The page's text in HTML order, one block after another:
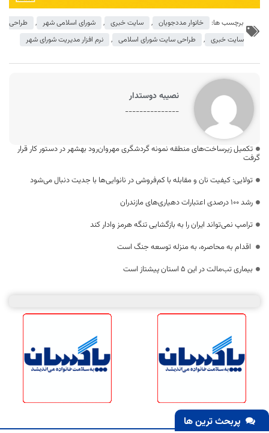
برچسب ها: خانوار مددجویان , سایت خبری , شورای اسلامی شهر ,
طراحی
سایت خبری , طراحی سایت شورای اسلامی , نرم افزار مدیریت شورای شهر
نصیبه دوستدار
---------------
تکمیل زیرساخت‌های منطقه نمونه گردشگری مهروان‌رود بهشهر در دستور کار قرار
گرفت
تولایی: کیفیت نان و مقابله با کم‌فروشی در نانوایی‌ها با جدیت دنبال می‌شود
رشد ۱۰۰ درصدی اعتبارات دهیاری‌های مازندران
ترامپ نمی‌تواند ایران را به بازگشایی تنگه هرمز وادار کند
اقدام به محاصره، به منزله توسعه جنگ است
بیماری تب‌مالت در این ۵ استان پیشتاز است
پربحث ترین ها